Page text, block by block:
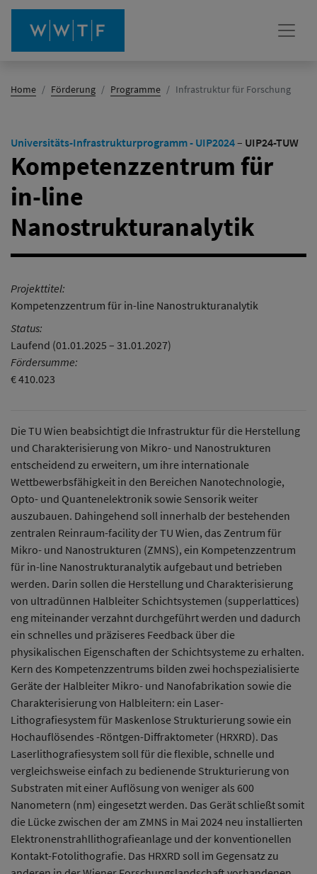
Home Förderung Programme Infrastruktur für Forschung(Aktiv)
Universitäts-Infrastrukturprogramm - UIP2024– UIP24-TUW
Kompetenzzentrum für
in-line
Nanostrukturanalytik
Projekttitel:
Kompetenzzentrum für in-line Nanostrukturanalytik
Status:
Laufend (01.01.2025 – 31.01.2027)
Fördersumme:
€ 410.023
Die TU Wien beabsichtigt die Infrastruktur für die Herstellung
und Charakterisierung von Mikro- und Nanostrukturen
entscheidend zu erweitern, um ihre internationale
Wettbewerbsfähigkeit in den Bereichen Nanotechnologie,
Opto- und Quantenelektronik sowie Sensorik weiter
auszubauen. Dahingehend soll innerhalb der bestehenden
zentralen Reinraum-facility der TU Wien, das Zentrum für
Mikro- und Nanostrukturen (ZMNS), ein Kompetenzzentrum
für in-line Nanostrukturanalytik aufgebaut und betrieben
werden. Darin sollen die Herstellung und Charakterisierung
von ultradünnen Halbleiter Schichtsystemen (supperlattices)
eng miteinander verzahnt durchgeführt werden und dadurch
ein schnelles und präziseres Feedback über die
physikalischen Eigenschaften der Schichtsysteme zu erhalten.
Kern des Kompetenzzentrums bilden zwei hochspezialisierte
Geräte der Halbleiter Mikro- und Nanofabrikation sowie die
Charakterisierung von Halbleitern: ein Laser-
Lithografiesystem für Maskenlose Strukturierung sowie ein
Hochauflösendes -Röntgen-Diffraktometer (HRXRD). Das
Laserlithografiesystem soll für die flexible, schnelle und
vergleichsweise einfach zu bedienende Strukturierung von
Substraten mit einer Auflösung von weniger als 600
Nanometern (nm) eingesetzt werden. Das Gerät schließt somit
die Lücke zwischen der am ZMNS in Mai 2024 neu installierten
Elektronenstrahllithografieanlage und der konventionellen
Kontakt-Fotolithografie. Das HRXRD soll im Gegensatz zu